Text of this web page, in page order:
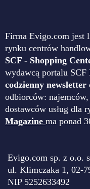
Firma Evigo.com jest
rynku centrów
SCF - Shopping
wydawcą portalu
codzienny newsletter
odbiorców:
dostawców usług dla
Magazine ma ponad
Evigo.com sp. z o.o.
ul. Klimczaka 1, 02-
NIP 5252633492